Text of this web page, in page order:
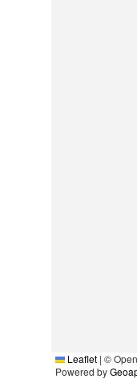
Leaflet | ©
Powered by